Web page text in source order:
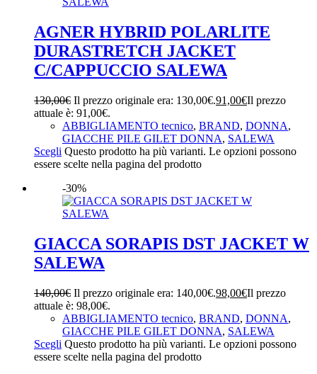
AGNER HYBRID POLARLITE
DURASTRETCH JACKET
C/CAPPUCCIO SALEWA
130,00€ Il prezzo originale era: 130,00€.91,00€Il prezzo
attuale è: 91,00€.
ABBIGLIAMENTO tecnico, BRAND, DONNA,
GIACCHE PILE GILET DONNA, SALEWA
Scegli Questo prodotto ha più varianti. Le opzioni possono
essere scelte nella pagina del prodotto
-30%
GIACCA SORAPIS DST JACKET W
SALEWA
140,00€ Il prezzo originale era: 140,00€.98,00€Il prezzo
attuale è: 98,00€.
ABBIGLIAMENTO tecnico, BRAND, DONNA,
GIACCHE PILE GILET DONNA, SALEWA
Scegli Questo prodotto ha più varianti. Le opzioni possono
essere scelte nella pagina del prodotto